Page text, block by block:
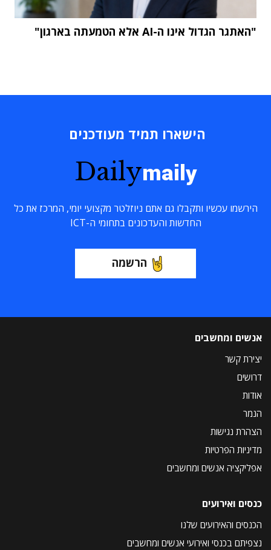
"האתגר הגדול אינו ה-AI אלא הטמעתה בארגון"
הישארו תמיד מעודכנים
Dailymaily
הירשמו עכשיו ותקבלו גם אתם ניוזלטר מקצועי יומי, המרכז את כל
החדשות והעדכונים בתחומי ה-ICT
הרשמה
אנשים ומחשבים
יצירת קשר
דרושים
אודות
הנמר
הצהרת נגישות
מדיניות הפרטיות
אפליקציה אנשים ומחשבים
כנסים ואירועים
הכנסים והאירועים שלנו
נצפיתם בכנסי ואירועי אנשים ומחשבים